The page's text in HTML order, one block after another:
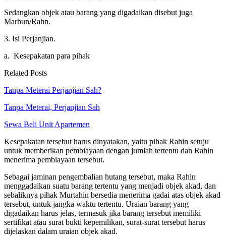
Sedangkan objek atau barang yang digadaikan disebut juga
Marhun/Rahn.
3. Isi Perjanjian.
a. Kesepakatan para pihak
Related Posts
Tanpa Meterai Perjanjian Sah?
Tanpa Meterai, Perjanjian Sah
Sewa Beli Unit Apartemen
Kesepakatan tersebut harus dinyatakan, yaitu pihak Rahin setuju
untuk memberikan pembiayaan dengan jumlah tertentu dan Rahin
menerima pembiayaan tersebut.
Sebagai jaminan pengembalian hutang tersebut, maka Rahin
menggadaikan suatu barang tertentu yang menjadi objek akad, dan
sebaliknya pihak Murtahin bersedia menerima gadai atas objek akad
tersebut, untuk jangka waktu tertentu. Uraian barang yang
digadaikan harus jelas, termasuk jika barang tersebut memiliki
sertifikat atau surat bukti kepemilikan, surat-surat tersebut harus
dijelaskan dalam uraian objek akad.